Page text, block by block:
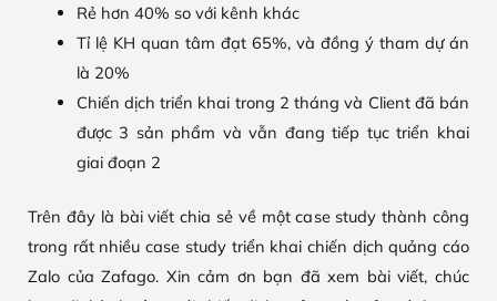
Rẻ hơn 40% so với kênh khác
Tỉ lệ KH quan tâm đạt 65%, và đồng ý tham dự án
là 20%
Chiến dịch triển khai trong 2 tháng và Client đã bán
được 3 sản phẩm và vẫn đang tiếp tục triển khai
giai đoạn 2
Trên đây là bài viết chia sẻ về một case study thành công
trong rất nhiều case study triển khai chiến dịch quảng cáo
Zalo của Zafago. Xin cảm ơn bạn đã xem bài viết, chúc